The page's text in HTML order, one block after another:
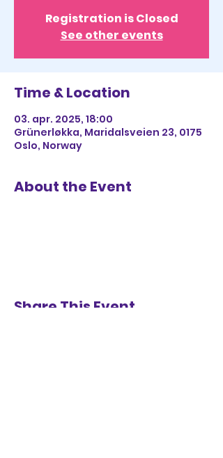
Registration is Closed
See other events
Time & Location
03. apr. 2025, 18:00
Grünerløkka, Maridalsveien 23, 0175
Oslo, Norway
About the Event
Share This Event